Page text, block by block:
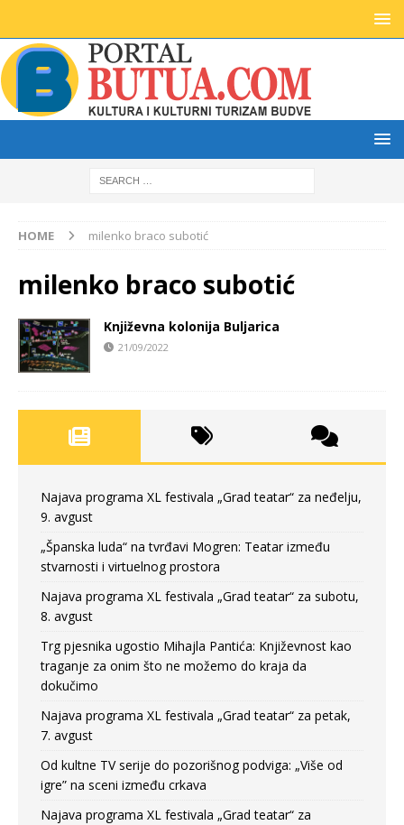
HOME milenko braco subotić
milenko braco subotić
Književna kolonija Buljarica
21/09/2022
Najava programa XL festivala „Grad teatar“ za neđelju,
9. avgust
„Španska luda“ na tvrđavi Mogren: Teatar između
stvarnosti i virtuelnog prostora
Najava programa XL festivala „Grad teatar“ za subotu,
8. avgust
Trg pjesnika ugostio Mihajla Pantića: Književnost kao
traganje za onim što ne možemo do kraja da
dokučimo
Najava programa XL festivala „Grad teatar“ za petak,
7. avgust
Od kultne TV serije do pozorišnog podviga: „Više od
igre” na sceni između crkava
Najava programa XL festivala „Grad teatar“ za